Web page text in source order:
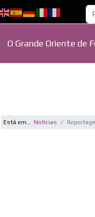
O Grande Oriente de
Está em... Notícias